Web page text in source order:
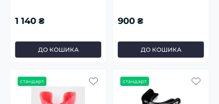
1 140 ₴
ДО КОШИКА
900 ₴
ДО КОШИКА
стандарт стандарт